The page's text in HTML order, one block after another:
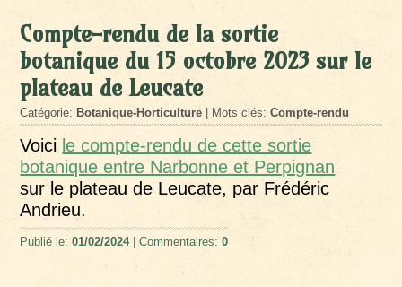
Compte-rendu de la sortie
botanique du 15 octobre 2023 sur le
plateau de Leucate
Catégorie: Botanique-Horticulture | Mots clés:Compte-rendu
Voici le compte-rendu de cette sortie
botanique entre Narbonne et Perpignan
sur le plateau de Leucate, par Frédéric
Andrieu.
Publié le:01/02/2024| Commentaires:0